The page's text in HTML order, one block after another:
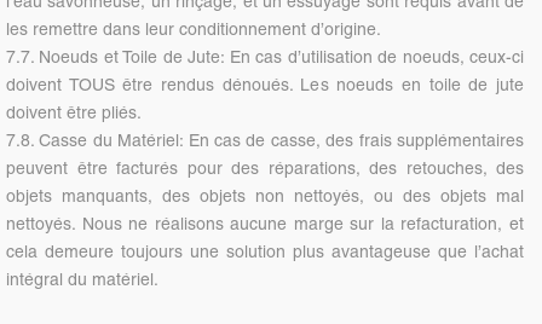
les remettre dans leur conditionnement d’origine.
7.7. Noeuds et Toile de Jute: En cas d’utilisation de noeuds, ceux-ci
doivent TOUS être rendus dénoués. Les noeuds en toile de jute
doivent être pliés.
7.8. Casse du Matériel: En cas de casse, des frais supplémentaires
peuvent être facturés pour des réparations, des retouches, des
objets manquants, des objets non nettoyés, ou des objets mal
nettoyés. Nous ne réalisons aucune marge sur la refacturation, et
cela demeure toujours une solution plus avantageuse que l’achat
intégral du matériel.